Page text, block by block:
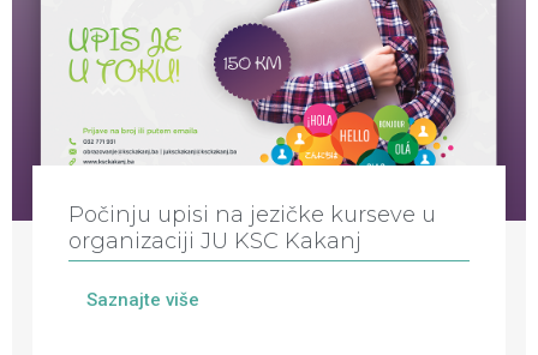
Počinju upisi na jezičke kurseve u
organizaciji JU KSC Kakanj
Saznajte više